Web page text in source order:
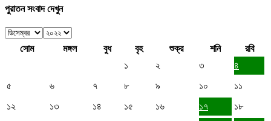
পুরাতন সংবাদ দেখুন
সোম মঙ্গল বুধ বৃহ শুক্র শনি
রবি
১
২ ৩
৪
৫
৬ ৭ ৮ ৯ ১০
১১
১২
১৩ ১৪ ১৫ ১৬ ১৭
১৮